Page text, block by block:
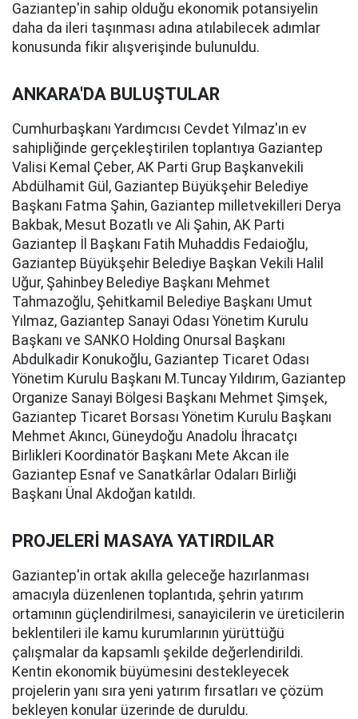
Gaziantep'in sahip olduğu ekonomik potansiyelin
daha da ileri taşınması adına atılabilecek adımlar
konusunda fikir alışverişinde bulunuldu.
ANKARA'DA BULUŞTULAR
Cumhurbaşkanı Yardımcısı Cevdet Yılmaz'ın ev
sahipliğinde gerçekleştirilen toplantıya Gaziantep
Valisi Kemal Çeber, AK Parti Grup Başkanvekili
Abdülhamit Gül, Gaziantep Büyükşehir Belediye
Başkanı Fatma Şahin, Gaziantep milletvekilleri Derya
Bakbak, Mesut Bozatlı ve Ali Şahin, AK Parti
Gaziantep İl Başkanı Fatih Muhaddis Fedaioğlu,
Gaziantep Büyükşehir Belediye Başkan Vekili Halil
Uğur, Şahinbey Belediye Başkanı Mehmet
Tahmazoğlu, Şehitkamil Belediye Başkanı Umut
Yılmaz, Gaziantep Sanayi Odası Yönetim Kurulu
Başkanı ve SANKO Holding Onursal Başkanı
Abdulkadir Konukoğlu, Gaziantep Ticaret Odası
Yönetim Kurulu Başkanı M.Tuncay Yıldırım, Gaziantep
Organize Sanayi Bölgesi Başkanı Mehmet Şimşek,
Gaziantep Ticaret Borsası Yönetim Kurulu Başkanı
Mehmet Akıncı, Güneydoğu Anadolu İhracatçı
Birlikleri Koordinatör Başkanı Mete Akcan ile
Gaziantep Esnaf ve Sanatkârlar Odaları Birliği
Başkanı Ünal Akdoğan katıldı.
PROJELERİ MASAYA YATIRDILAR
Gaziantep'in ortak akılla geleceğe hazırlanması
amacıyla düzenlenen toplantıda, şehrin yatırım
ortamının güçlendirilmesi, sanayicilerin ve üreticilerin
beklentileri ile kamu kurumlarının yürüttüğü
çalışmalar da kapsamlı şekilde değerlendirildi.
Kentin ekonomik büyümesini destekleyecek
projelerin yanı sıra yeni yatırım fırsatları ve çözüm
bekleyen konular üzerinde de duruldu.